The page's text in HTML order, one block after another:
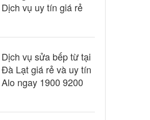
Dịch vụ uy tín giá rẻ
Dịch vụ sửa bếp từ tại
Đà Lạt giá rẻ và uy tín
Alo ngay 1900 9200